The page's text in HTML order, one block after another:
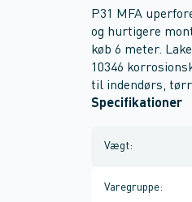
P31 MFA
og hurtigere
køb 6 meter.
10346
til indendørs,
Specifikationer
Vægt:
Varegruppe: